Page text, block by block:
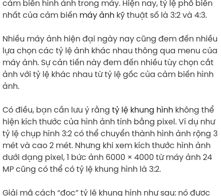
cảm biến hình ảnh trong máy. Hiện nay, tỷ lệ phổ biến
nhất của cảm biến máy ảnh kỹ thuật số là 3:2 và 4:3.
Nhiều máy ảnh hiện đại ngày nay cũng đem đến nhiều
lựa chọn các tỷ lệ ảnh khác nhau thông qua menu của
máy ảnh. Sự cản tiến này đem đến nhiều tùy chọn cắt
ảnh với tỷ lệ khác nhau từ tỷ lệ gốc của cảm biến hình
ảnh.
Có điều, bạn cần lưu ý rằng tỷ lệ khung hình không thể
hiện kích thước của hình ảnh tính bằng pixel. Ví dụ như
tỷ lệ chụp hình 3:2 có thể chuyển thành hình ảnh rộng 3
mét và cao 2 mét. Nhưng khi xem kích thước hình ảnh
dưới dạng pixel, 1 bức ảnh 6000 × 4000 từ máy ảnh 24
MP cũng có thể có tỷ lệ khung hình là 3:2.
Giải mã cách “đọc” tỷ lệ khung hình như sau: nó được